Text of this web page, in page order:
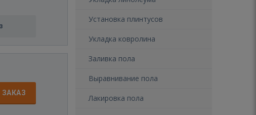
Установка плинтусов
Укладка ковролина
Заливка пола
Выравнивание пола
Лакировка пола